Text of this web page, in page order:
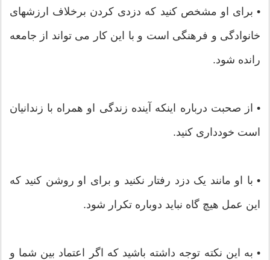
• برای او مشخص کنید که دزدی کردن برخلاف ارزشهای
خانوادگی و فرهنگی است و با این کار می تواند از جامعه
رانده شود.
• از صحبت درباره اینکه آینده زندگی او همراه با زندانیان
است خودداری کنید.
• با او مانند یک دزد رفتار نکنید و برای او روشن کنید که
این عمل هیچ گاه نباید دوباره تکرار شود.
• به این نکته توجه داشته باشید که اگر اعتماد بین شما و